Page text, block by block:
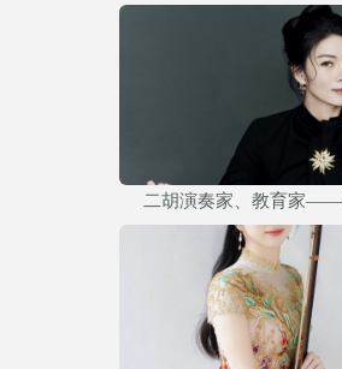
二胡演奏家、教育家